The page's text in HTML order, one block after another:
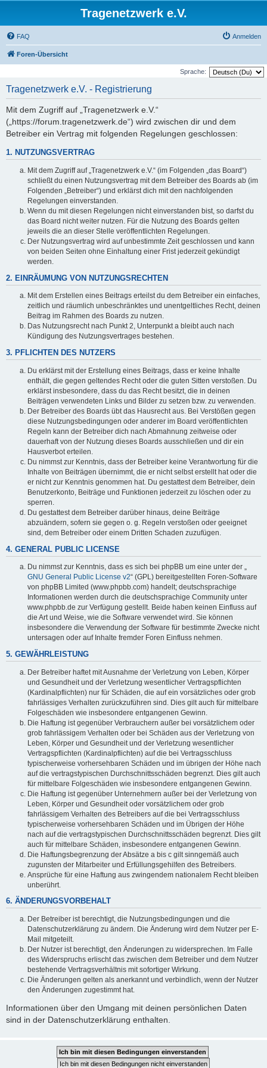
Tragenetzwerk e.V.
FAQ Anmelden
Foren-Übersicht
Sprache:
Tragenetzwerk e.V. - Registrierung
Mit dem Zugriff auf „Tragenetzwerk e.V.“
(„https://forum.tragenetzwerk.de“) wird zwischen dir und dem
Betreiber ein Vertrag mit folgenden Regelungen geschlossen:
1. NUTZUNGSVERTRAG
Mit dem Zugriff auf „Tragenetzwerk e.V.“ (im Folgenden „das Board“)
schließt du einen Nutzungsvertrag mit dem Betreiber des Boards ab (im
Folgenden „Betreiber“) und erklärst dich mit den nachfolgenden
Regelungen einverstanden.
Wenn du mit diesen Regelungen nicht einverstanden bist, so darfst du
das Board nicht weiter nutzen. Für die Nutzung des Boards gelten
jeweils die an dieser Stelle veröffentlichten Regelungen.
Der Nutzungsvertrag wird auf unbestimmte Zeit geschlossen und kann
von beiden Seiten ohne Einhaltung einer Frist jederzeit gekündigt
werden.
2. EINRÄUMUNG VON NUTZUNGSRECHTEN
Mit dem Erstellen eines Beitrags erteilst du dem Betreiber ein einfaches,
zeitlich und räumlich unbeschränktes und unentgeltliches Recht, deinen
Beitrag im Rahmen des Boards zu nutzen.
Das Nutzungsrecht nach Punkt 2, Unterpunkt a bleibt auch nach
Kündigung des Nutzungsvertrages bestehen.
3. PFLICHTEN DES NUTZERS
Du erklärst mit der Erstellung eines Beitrags, dass er keine Inhalte
enthält, die gegen geltendes Recht oder die guten Sitten verstoßen. Du
erklärst insbesondere, dass du das Recht besitzt, die in deinen
Beiträgen verwendeten Links und Bilder zu setzen bzw. zu verwenden.
Der Betreiber des Boards übt das Hausrecht aus. Bei Verstößen gegen
diese Nutzungsbedingungen oder anderer im Board veröffentlichten
Regeln kann der Betreiber dich nach Abmahnung zeitweise oder
dauerhaft von der Nutzung dieses Boards ausschließen und dir ein
Hausverbot erteilen.
Du nimmst zur Kenntnis, dass der Betreiber keine Verantwortung für die
Inhalte von Beiträgen übernimmt, die er nicht selbst erstellt hat oder die
er nicht zur Kenntnis genommen hat. Du gestattest dem Betreiber, dein
Benutzerkonto, Beiträge und Funktionen jederzeit zu löschen oder zu
sperren.
Du gestattest dem Betreiber darüber hinaus, deine Beiträge
abzuändern, sofern sie gegen o. g. Regeln verstoßen oder geeignet
sind, dem Betreiber oder einem Dritten Schaden zuzufügen.
4. GENERAL PUBLIC LICENSE
Du nimmst zur Kenntnis, dass es sich bei phpBB um eine unter der „
GNU General Public License v2“ (GPL) bereitgestellten Foren-Software
von phpBB Limited (www.phpbb.com) handelt; deutschsprachige
Informationen werden durch die deutschsprachige Community unter
www.phpbb.de zur Verfügung gestellt. Beide haben keinen Einfluss auf
die Art und Weise, wie die Software verwendet wird. Sie können
insbesondere die Verwendung der Software für bestimmte Zwecke nicht
untersagen oder auf Inhalte fremder Foren Einfluss nehmen.
5. GEWÄHRLEISTUNG
Der Betreiber haftet mit Ausnahme der Verletzung von Leben, Körper
und Gesundheit und der Verletzung wesentlicher Vertragspflichten
(Kardinalpflichten) nur für Schäden, die auf ein vorsätzliches oder grob
fahrlässiges Verhalten zurückzuführen sind. Dies gilt auch für mittelbare
Folgeschäden wie insbesondere entgangenen Gewinn.
Die Haftung ist gegenüber Verbrauchern außer bei vorsätzlichem oder
grob fahrlässigem Verhalten oder bei Schäden aus der Verletzung von
Leben, Körper und Gesundheit und der Verletzung wesentlicher
Vertragspflichten (Kardinalpflichten) auf die bei Vertragsschluss
typischerweise vorhersehbaren Schäden und im übrigen der Höhe nach
auf die vertragstypischen Durchschnittsschäden begrenzt. Dies gilt auch
für mittelbare Folgeschäden wie insbesondere entgangenen Gewinn.
Die Haftung ist gegenüber Unternehmern außer bei der Verletzung von
Leben, Körper und Gesundheit oder vorsätzlichem oder grob
fahrlässigem Verhalten des Betreibers auf die bei Vertragsschluss
typischerweise vorhersehbaren Schäden und im Übrigen der Höhe
nach auf die vertragstypischen Durchschnittsschäden begrenzt. Dies gilt
auch für mittelbare Schäden, insbesondere entgangenen Gewinn.
Die Haftungsbegrenzung der Absätze a bis c gilt sinngemäß auch
zugunsten der Mitarbeiter und Erfüllungsgehilfen des Betreibers.
Ansprüche für eine Haftung aus zwingendem nationalem Recht bleiben
unberührt.
6. ÄNDERUNGSVORBEHALT
Der Betreiber ist berechtigt, die Nutzungsbedingungen und die
Datenschutzerklärung zu ändern. Die Änderung wird dem Nutzer per E-
Mail mitgeteilt.
Der Nutzer ist berechtigt, den Änderungen zu widersprechen. Im Falle
des Widerspruchs erlischt das zwischen dem Betreiber und dem Nutzer
bestehende Vertragsverhältnis mit sofortiger Wirkung.
Die Änderungen gelten als anerkannt und verbindlich, wenn der Nutzer
den Änderungen zugestimmt hat.
Informationen über den Umgang mit deinen persönlichen Daten
sind in der Datenschutzerklärung enthalten.